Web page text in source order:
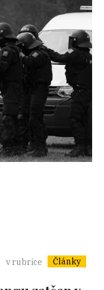
v rubrice Články